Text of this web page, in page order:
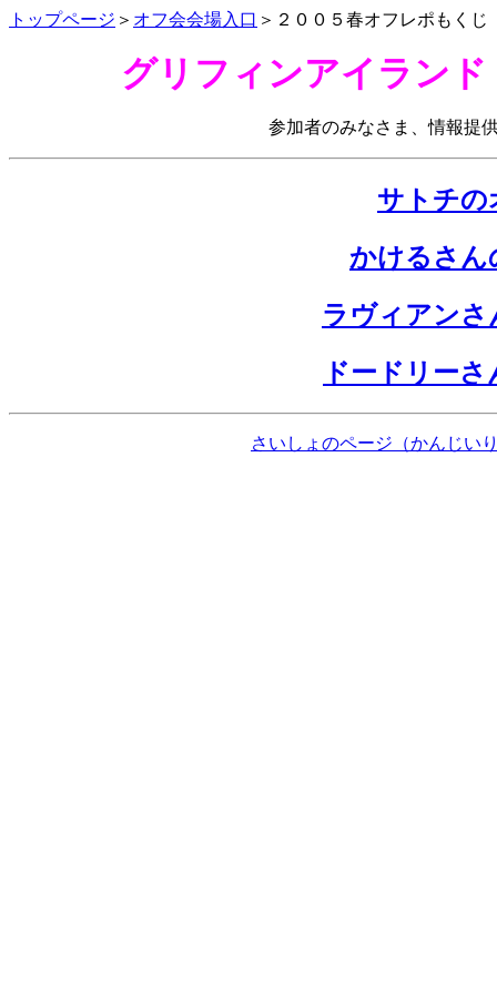
トップページ ＞ オフ会会場入口 ＞２００５春オフレポもくじ
グリフィンアイラン
参加者のみなさま、情報提
サトチの
かけるさん
ラヴィアン
ドードリー
さいしょのページ（かんじい